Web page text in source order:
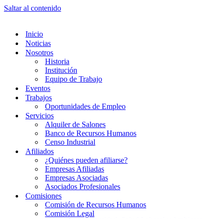
Saltar al contenido
Inicio
Noticias
Nosotros
Historia
Institución
Equipo de Trabajo
Eventos
Trabajos
Oportunidades de Empleo
Servicios
Alquiler de Salones
Banco de Recursos Humanos
Censo Industrial
Afiliados
¿Quiénes pueden afiliarse?
Empresas Afiliadas
Empresas Asociadas
Asociados Profesionales
Comisiones
Comisión de Recursos Humanos
Comisión Legal